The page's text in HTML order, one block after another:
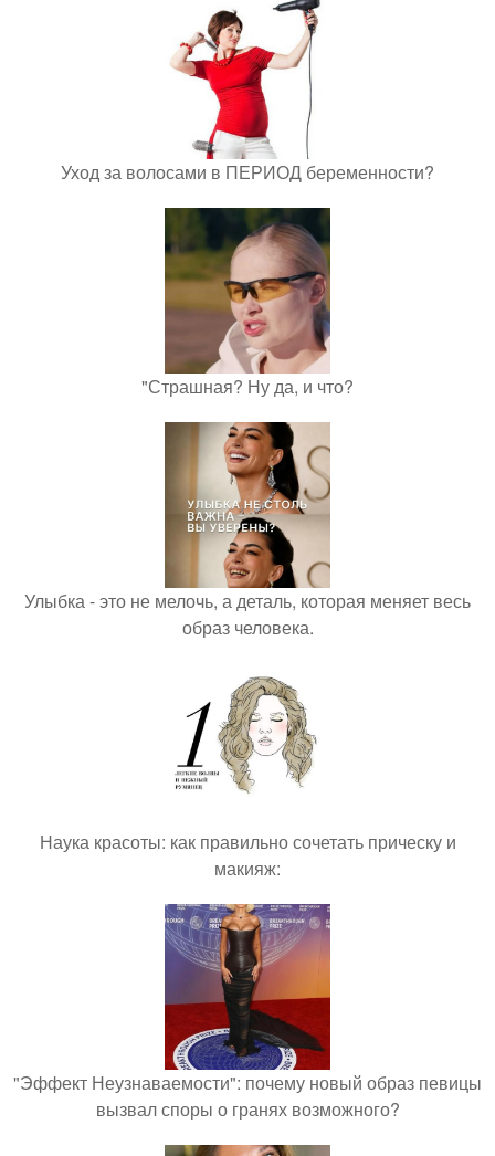
Уход за волосами в ПЕРИОД беременности?
"Страшная? Ну да, и что?
Улыбка - это не мелочь, а деталь, которая меняет весь
образ человека.
Наука красоты: как правильно сочетать прическу и
макияж:
"Эффект Неузнаваемости": почему новый образ певицы
вызвал споры о гранях возможного?